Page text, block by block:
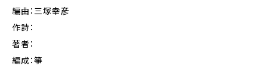
編曲：三塚幸彦
作詩：
著者：
編成：箏